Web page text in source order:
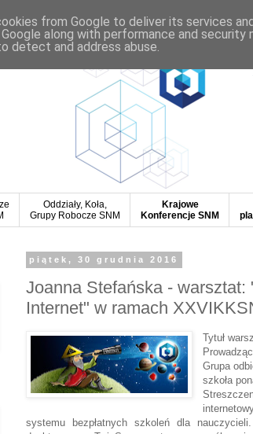
Oddziały, Koła,
Grupy Robocze SNM
Krajowe
Konferencje SNM
piątek, 30 grudnia 2016
Joanna Stefańska - warsztat:
Internet" w ramach
Tytuł
Grupa
szkoła
systemu bezpłatnych szkoleń dla
from Google to deliver its services
along with performance and
detect and address abuse.